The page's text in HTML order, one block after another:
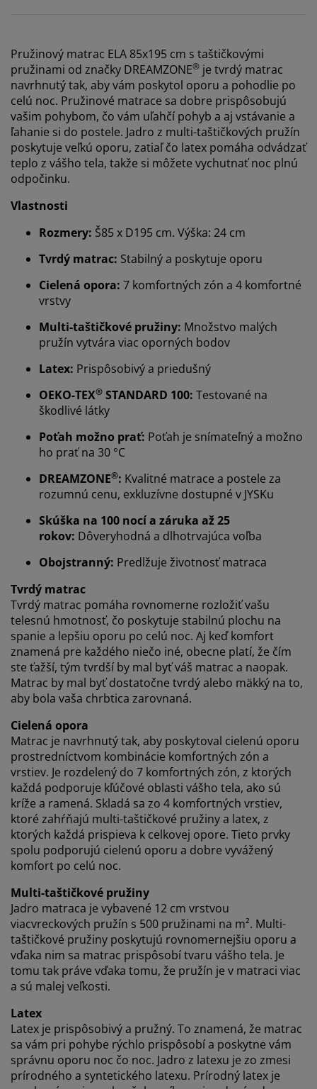
Pružinový matrac ELA 85x195 cm s taštičkovými
pružinami od značky DREAMZONE® je tvrdý matrac
navrhnutý tak, aby vám poskytol oporu a pohodlie po
celú noc. Pružinové matrace sa dobre prispôsobujú
vašim pohybom, čo vám uľahčí pohyb a aj vstávanie a
ľahanie si do postele. Jadro z multi-taštičkových pružín
poskytuje veľkú oporu, zatiaľ čo latex pomáha odvádzať
teplo z vášho tela, takže si môžete vychutnať noc plnú
odpočinku.
Vlastnosti
Rozmery: Š85 x D195 cm. Výška: 24 cm
Tvrdý matrac: Stabilný a poskytuje oporu
Cielená opora: 7 komfortných zón a 4 komfortné
vrstvy
Multi-taštičkové pružiny: Množstvo malých
pružín vytvára viac oporných bodov
Latex: Prispôsobivý a priedušný
OEKO-TEX® STANDARD 100: Testované na
škodlivé látky
Poťah možno prať: Poťah je snímateľný a možno
ho prať na 30 °C
DREAMZONE®: Kvalitné matrace a postele za
rozumnú cenu, exkluzívne dostupné v JYSKu
Skúška na 100 nocí a záruka až 25
rokov: Dôveryhodná a dlhotrvajúca voľba
Obojstranný: Predlžuje životnosť matraca
Tvrdý matrac
Tvrdý matrac pomáha rovnomerne rozložiť vašu
telesnú hmotnosť, čo poskytuje stabilnú plochu na
spanie a lepšiu oporu po celú noc. Aj keď komfort
znamená pre každého niečo iné, obecne platí, že čím
ste ťažší, tým tvrdší by mal byť váš matrac a naopak.
Matrac by mal byť dostatočne tvrdý alebo mäkký na to,
aby bola vaša chrbtica zarovnaná.
Cielená opora
Matrac je navrhnutý tak, aby poskytoval cielenú oporu
prostredníctvom kombinácie komfortných zón a
vrstiev. Je rozdelený do 7 komfortných zón, z ktorých
každá podporuje kľúčové oblasti vášho tela, ako sú
kríže a ramená. Skladá sa zo 4 komfortných vrstiev,
ktoré zahŕňajú multi-taštičkové pružiny a latex, z
ktorých každá prispieva k celkovej opore. Tieto prvky
spolu podporujú cielenú oporu a dobre vyvážený
komfort po celú noc.
Multi-taštičkové pružiny
Jadro matraca je vybavené 12 cm vrstvou
viacvreckových pružín s 500 pružinami na m². Multi-
taštičkové pružiny poskytujú rovnomernejšiu oporu a
vďaka nim sa matrac prispôsobí tvaru vášho tela. Je
tomu tak práve vďaka tomu, že pružín je v matraci viac
a sú malej veľkosti.
Latex
Latex je prispôsobivý a pružný. To znamená, že matrac
sa vám pri pohybe rýchlo prispôsobí a poskytne vám
správnu oporu noc čo noc. Jadro z latexu je zo zmesi
prírodného a syntetického latexu. Prírodný latex je
Prispôsobujeme váš zážitok
V JYSKu používame súbory cookie a mobilné
identifikátory, aby sme vám zabezpečili dobrú
skúsenosť počas návštevy našej webovej stránky.
Súbory cookie zhromažďujú informácie o vás s cieľom
zabezpečiť funkčnosť, štatistiky a relevantný marketing.
Po prijatí marketingových súborov cookie budeme
zdieľať vaše údaje o prehliadaní s marketingovými
partnermi (napr. Google, Meta a TikTok) na účely
prispôsobených a statických reklám. Viac o účeloch si
môžete prečítať v časti „Upraviť“ a svoj súhlas môžete
odvolať kliknutím na ikonu súborov cookie. Kliknutím
na tlačidlo „Prijať všetko“ súhlasíte so všetkými tromi
účelmi. Prečítajte si viac o našom zhromažďovaní a
spracovaní osobných údajov
a o našich zásadách
používania súborov cookie